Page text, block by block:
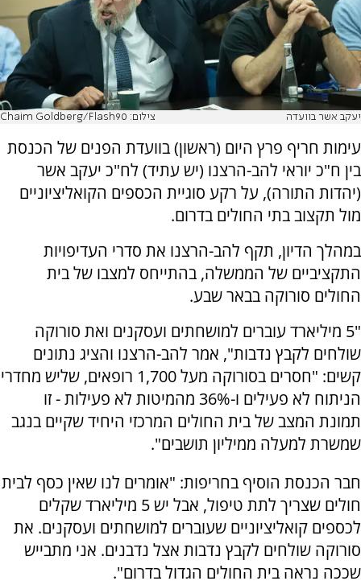
יעקב אשר בוועדה צילום: Chaim Goldberg/Flash90
עימות חריף פרץ היום (ראשון) בוועדת הפנים של הכנסת
בין ח"כ יוראי להב-הרצנו (יש עתיד) לח"כ יעקב אשר
(יהדות התורה), על רקע סוגיית הכספים הקואליציוניים
מול תקצוב בתי החולים בדרום.
במהלך הדיון, תקף להב-הרצנו את סדרי העדיפויות
התקציביים של הממשלה, בהתייחס למצבו של בית
החולים סורוקה בבאר שבע.
"5 מיליארד עוברים למושחתים ועסקנים ואת סורוקה
שולחים לקבץ נדבות", אמר להב-הרצנו והציג נתונים
קשים: "חסרים בסורוקה מעל 1,700 רופאים, שליש מחדרי
הניתוח לא פעילים ו-36% מהמיטות לא פעילות - זו
תמונת המצב של בית החולים המרכזי היחיד שקיים בנגב
שמשרת למעלה ממיליון תושבים".
חבר הכנסת הוסיף בחריפות: "אומרים לנו שאין כסף לבית
חולים שצריך לתת טיפול, אבל יש 5 מיליארד שקלים
לכספים קואליציוניים שעוברים למושחתים ועסקנים. את
סורוקה שולחים לקבץ נדבות אצל נדבנים. אני מתבייש
שככה נראה בית החולים הגדול בדרום".